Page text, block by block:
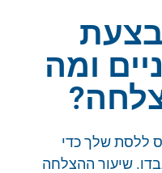
ומה
ללסת שלך כדי
שיעור ההצלחה